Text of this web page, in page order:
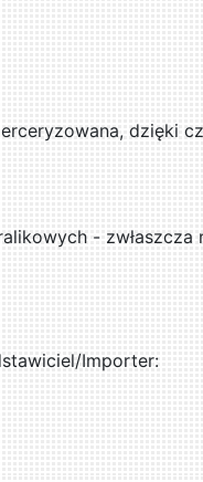
dzięki
- zwłaszcza
Importer: